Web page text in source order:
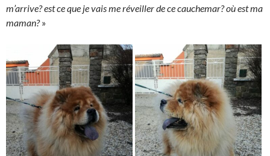
m’arrive? est ce que je vais me réveiller de ce cauchemar? où est ma
maman?»